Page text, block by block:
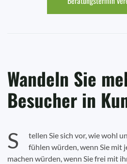
Wandeln Sie
Besucher in
S
tellen Sie sich vor, wie wohl
fühlen würden, wenn Sie mit
machen würden, wenn Sie frei mit